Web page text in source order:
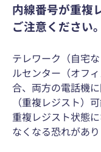
内線番号が重複
ご注意ください。
テレワーク（自宅
ルセンター（オフ
合、両方の電話機
（重複レジスト）
重複レジスト状態
なくなる恐れがあり